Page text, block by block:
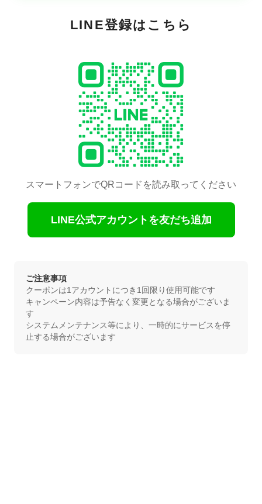
LINE登録はこちら
スマートフォンでQRコードを読み取ってください
LINE公式アカウントを友だち追加
ご注意事項
クーポンは1アカウントにつき1回限り使用可能です
キャンペーン内容は予告なく変更となる場合がございま
す
システムメンテナンス等により、一時的にサービスを停
止する場合がございます